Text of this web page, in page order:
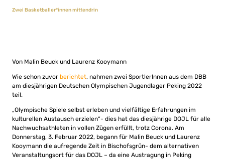
Zwei Basketballer*innen mittendrin
Von Malin Beuck und Laurenz Kooymann
Wie schon zuvor berichtet, nahmen zwei SportlerInnen aus dem DBB
am diesjährigen Deutschen Olympischen Jugendlager Peking 2022
teil.
„Olympische Spiele selbst erleben und vielfältige Erfahrungen im
kulturellen Austausch erzielen“- dies hat das diesjährige DOJL für alle
Nachwuchsathleten in vollen Zügen erfüllt, trotz Corona. Am
Donnerstag, 3. Februar 2022, begann für Malin Beuck und Laurenz
Kooymann die aufregende Zeit in Bischofsgrün- dem alternativen
Veranstaltungsort für das DOJL – da eine Austragung in Peking